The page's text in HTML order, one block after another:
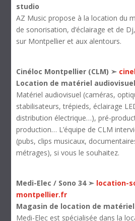
studio
AZ Music propose à la location du
de sonorisation, d’éclairage et de
sur Montpellier et aux alentours.
Cinéloc Montpellier (CLM) ➣
Location de matériel audiovisuel
Matériel audiovisuel (caméras,
stabilisateurs, trépieds, éclairage
distribution électrique…), pré-
production… L’équipe de CLM
(pubs, clips musicaux,
métrages), si vous le souhaitez.
Medi-Elec / Sono 34 ➣ location-
montpellier.fr
Magasin de location de
Medi-Elec est spécialisée dans la